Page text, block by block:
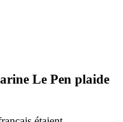
Le Pen plaide